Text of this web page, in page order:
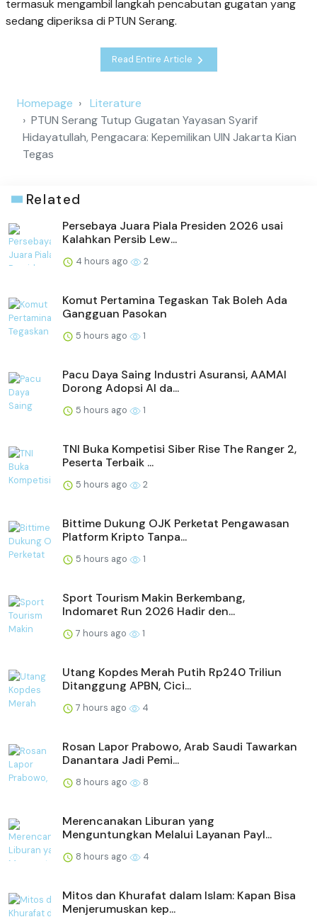
termasuk mengambil langkah pencabutan gugatan yang
sedang diperiksa di PTUN Serang.
Read Entire Article
Homepage
Literature
PTUN Serang Tutup Gugatan Yayasan Syarif
Hidayatullah, Pengacara: Kepemilikan UIN Jakarta Kian
Tegas
Related
Persebaya Juara Piala Presiden 2026 usai
Kalahkan Persib Lew...
4 hours ago 2
Komut Pertamina Tegaskan Tak Boleh Ada
Gangguan Pasokan
5 hours ago 1
Pacu Daya Saing Industri Asuransi, AAMAI
Dorong Adopsi AI da...
5 hours ago 1
TNI Buka Kompetisi Siber Rise The Ranger 2,
Peserta Terbaik ...
5 hours ago 2
Bittime Dukung OJK Perketat Pengawasan
Platform Kripto Tanpa...
5 hours ago 1
Sport Tourism Makin Berkembang,
Indomaret Run 2026 Hadir den...
7 hours ago 1
Utang Kopdes Merah Putih Rp240 Triliun
Ditanggung APBN, Cici...
7 hours ago 4
Rosan Lapor Prabowo, Arab Saudi Tawarkan
Danantara Jadi Pemi...
8 hours ago 8
Merencanakan Liburan yang
Menguntungkan Melalui Layanan Payl...
8 hours ago 4
Mitos dan Khurafat dalam Islam: Kapan Bisa
Menjerumuskan kep...